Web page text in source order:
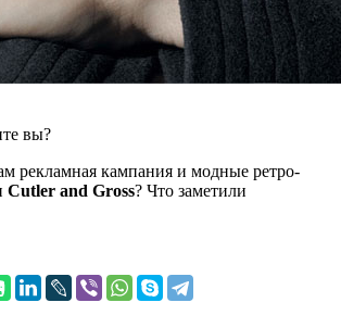
вы?
рекламная кампания и модные ретро-
Cutler and Gross? Что заметили